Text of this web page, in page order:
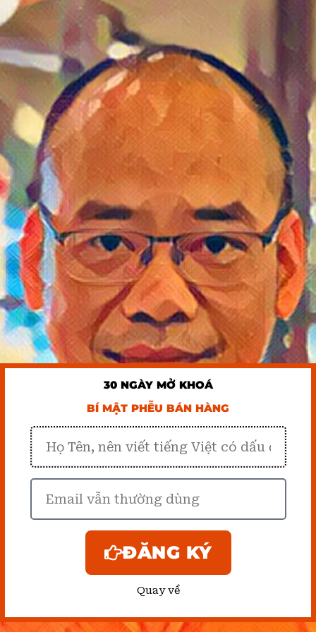
30 NGÀY MỞ KHOÁ
BÍ MẬT PHỄU BÁN HÀNG
Họ
Tên
Email
ĐĂNG KÝ
Quay về